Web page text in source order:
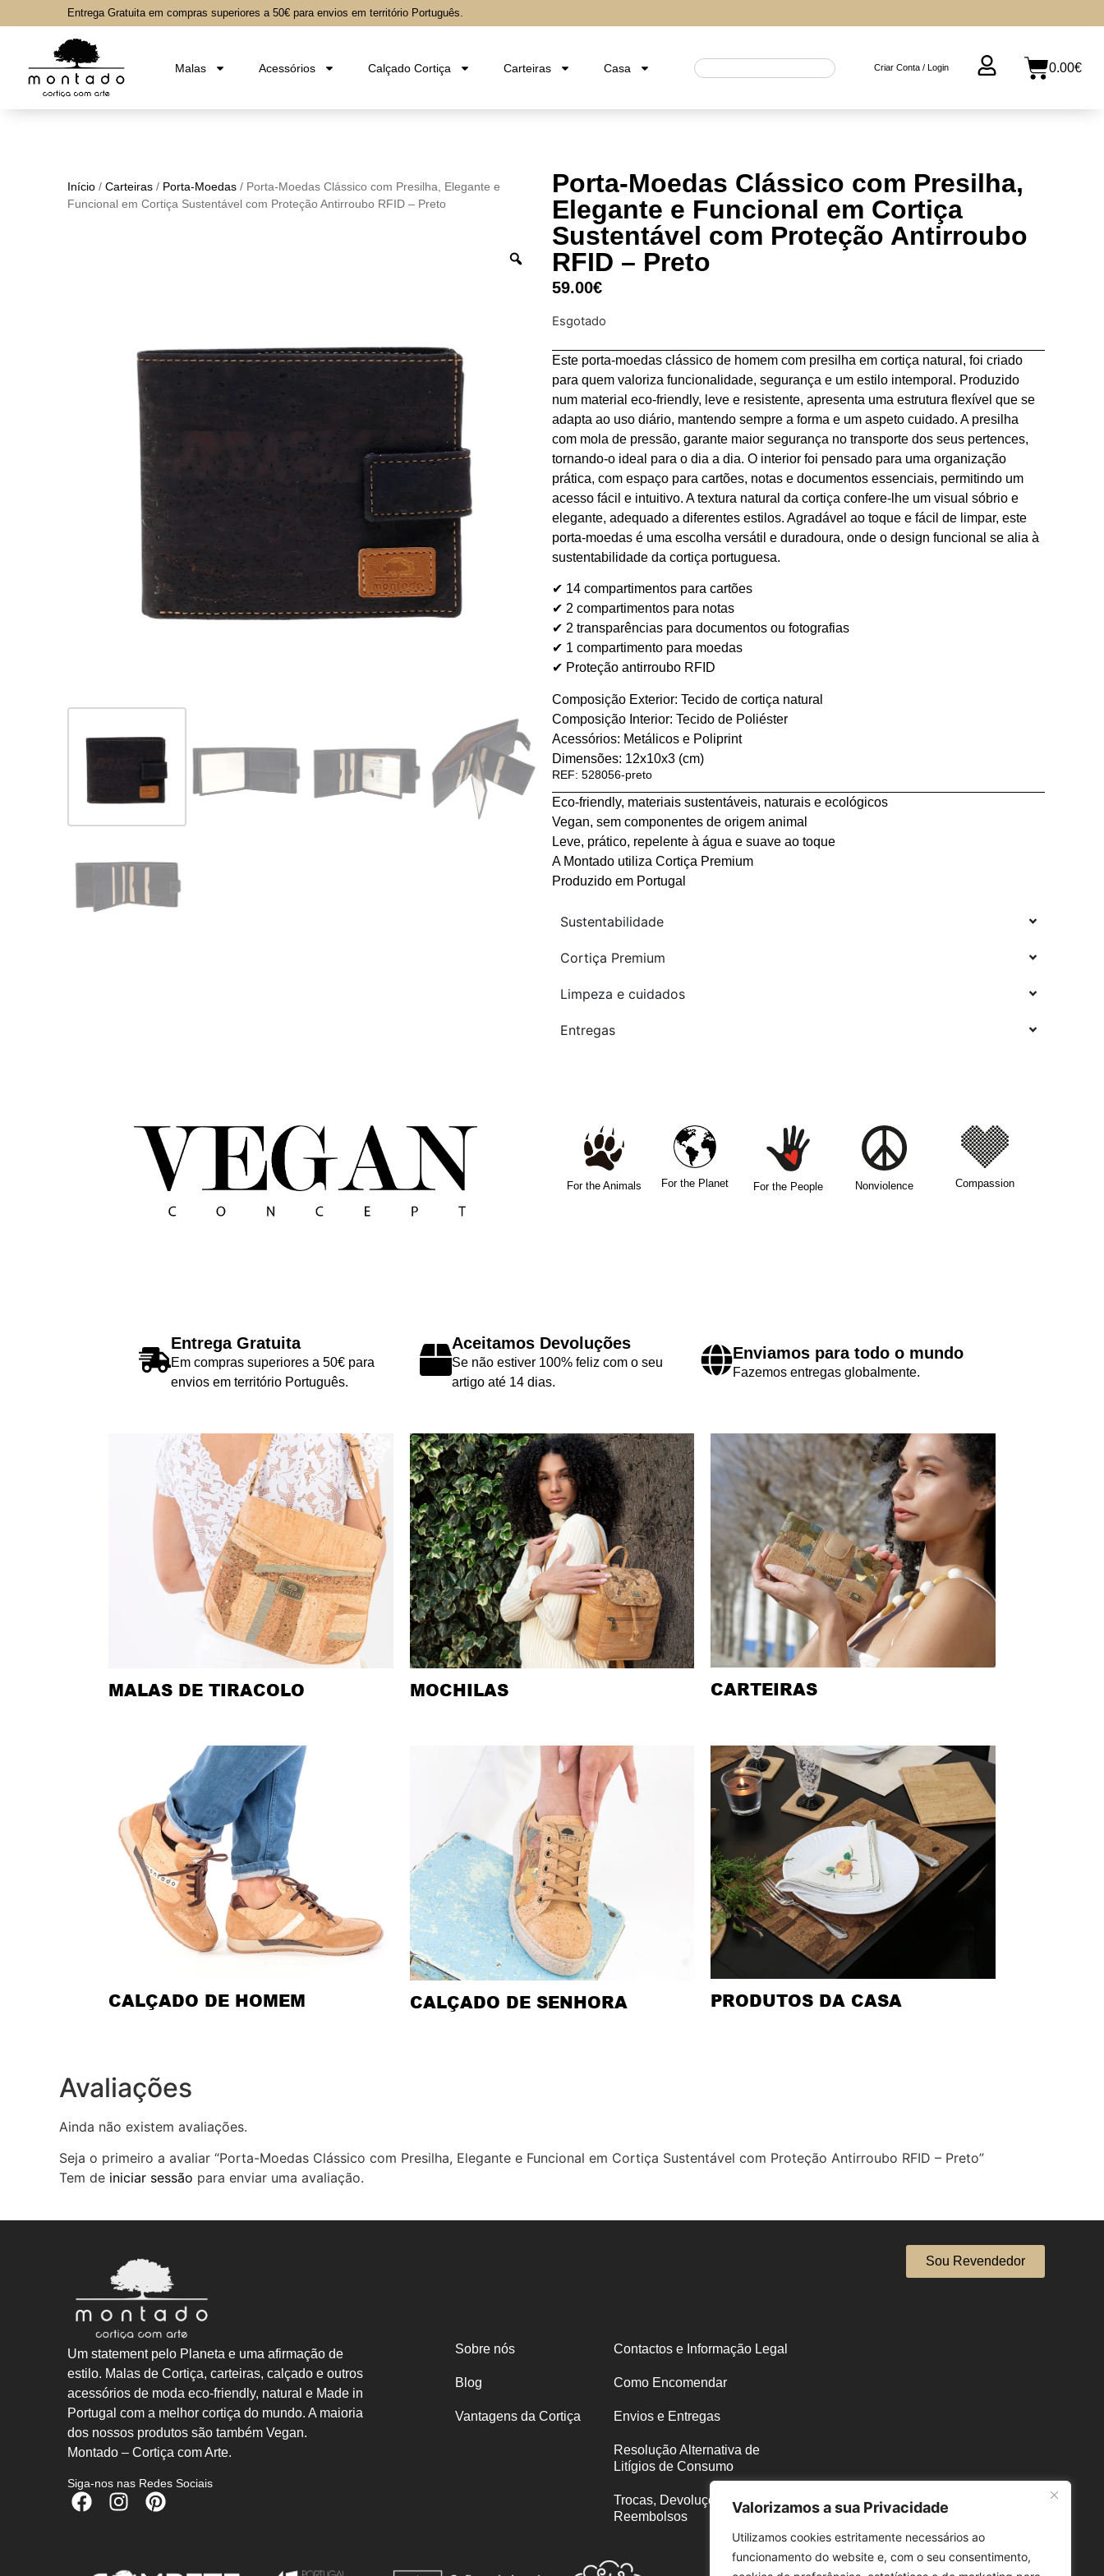
Valorizamos a sua Privacidade
Utilizamos cookies estritamente necessários ao
funcionamento do website e, com o seu consentimento,
Entrega Gratuita em compras superiores a 50€ para envios em território Português.
0.00€
Criar Conta / Login
Malas Acessórios Calçado Cortiça Carteiras Casa
Início / Carteiras / Porta-Moedas / Porta-Moedas Clássico com Presilha, Elegante e
Funcional em Cortiça Sustentável com Proteção Antirroubo RFID – Preto
Porta-Moedas Clássico com Presilha,
Elegante e Funcional em Cortiça
Sustentável com Proteção Antirroubo
RFID – Preto
59.00€
Esgotado
Este porta-moedas clássico de homem com presilha em cortiça natural, foi criado
para quem valoriza funcionalidade, segurança e um estilo intemporal. Produzido
num material eco-friendly, leve e resistente, apresenta uma estrutura flexível que se
adapta ao uso diário, mantendo sempre a forma e um aspeto cuidado. A presilha
com mola de pressão, garante maior segurança no transporte dos seus pertences,
tornando-o ideal para o dia a dia. O interior foi pensado para uma organização
prática, com espaço para cartões, notas e documentos essenciais, permitindo um
acesso fácil e intuitivo. A textura natural da cortiça confere-lhe um visual sóbrio e
elegante, adequado a diferentes estilos. Agradável ao toque e fácil de limpar, este
porta-moedas é uma escolha versátil e duradoura, onde o design funcional se alia à
sustentabilidade da cortiça portuguesa.
✔ 14 compartimentos para cartões
✔ 2 compartimentos para notas
✔ 2 transparências para documentos ou fotografias
✔ 1 compartimento para moedas
✔ Proteção antirroubo RFID
Composição Exterior: Tecido de cortiça natural
Composição Interior: Tecido de Poliéster
Acessórios: Metálicos e Poliprint
Dimensões: 12x10x3 (cm)
REF: 528056-preto
Eco-friendly, materiais sustentáveis, naturais e ecológicos
Vegan, sem componentes de origem animal
Leve, prático, repelente à água e suave ao toque
A Montado utiliza Cortiça Premium
Produzido em Portugal
Sustentabilidade
Cortiça Premium
Limpeza e cuidados
Entregas
For the Animals For the Planet For the People Nonviolence Compassion
Entrega Gratuita
Em compras superiores a 50€ para
envios em território Português.
Aceitamos Devoluções
Se não estiver 100% feliz com o seu
artigo até 14 dias.
Enviamos para todo o mundo
Fazemos entregas globalmente.
MALAS DE TIRACOLO MOCHILAS CARTEIRAS
CALÇADO DE HOMEM CALÇADO DE SENHORA PRODUTOS DA CASA
Avaliações
Ainda não existem avaliações.
Seja o primeiro a avaliar “Porta-Moedas Clássico com Presilha, Elegante e Funcional em Cortiça Sustentável com Proteção Antirroubo RFID – Preto”
Tem de iniciar sessão para enviar uma avaliação.
Um statement pelo Planeta e uma afirmação de
estilo. Malas de Cortiça, carteiras, calçado e outros
acessórios de moda eco-friendly, natural e Made in
Portugal com a melhor cortiça do mundo. A maioria
dos nossos produtos são também Vegan.
Montado – Cortiça com Arte.
Siga-nos nas Redes Sociais
Sobre nós
Blog
Vantagens da Cortiça
Contactos e Informação Legal
Como Encomendar
Envios e Entregas
Resolução Alternativa de
Litígios de Consumo
Trocas, Devoluções e
Reembolsos
Sou Revendedor